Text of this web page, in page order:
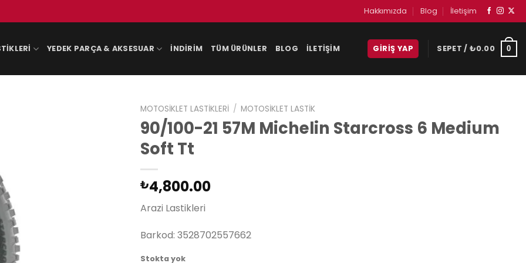
Hakkımızda Blog İletişim
YEDEK PARÇA & AKSESUAR İNDIRIM TÜM ÜRÜNLER BLOG İLETIŞIM GIRIŞ YAP SEPET / ₺0.00 0
MOTOSIKLET LASTIKLERI / MOTOSIKLET LASTIK
90/100-21 57M Michelin Starcross 6 Medium
Soft Tt
₺4,800.00
Arazi Lastikleri
Barkod: 3528702557662
Stokta yok